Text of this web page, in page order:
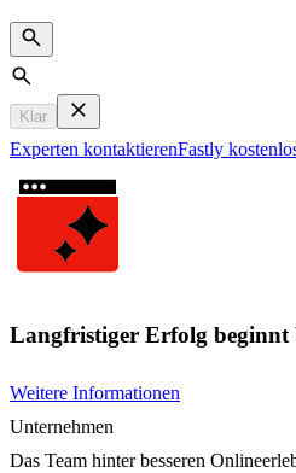
Search
Klar
Experten kontaktierenFastly
Langfristiger Erfolg
Weitere Informationen
Unternehmen
Das Team hinter besseren